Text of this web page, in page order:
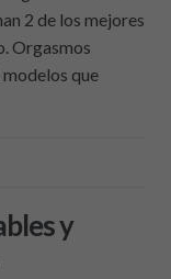
2 de los mejores
Orgasmos
que
y